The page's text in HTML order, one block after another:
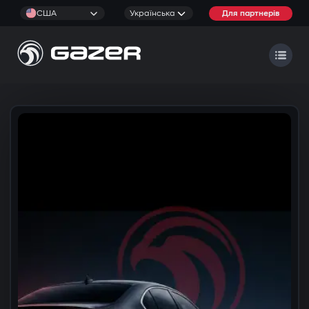
США Українська Для партнерів